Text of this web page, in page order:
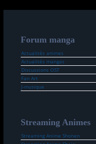
Forum manga
Actualités animes
Actualités mangas
Discussions OST
Fan Art
J-musique
Streaming Animes
Streaming Anime Shonen